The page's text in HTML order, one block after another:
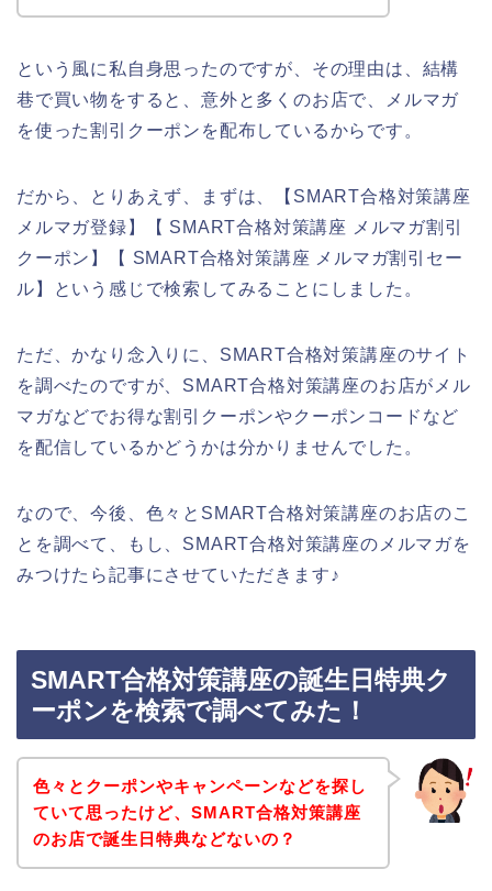
という風に私自身思ったのですが、その理由は、結構
巷で買い物をすると、意外と多くのお店で、メルマガ
を使った割引クーポンを配布しているからです。
だから、とりあえず、まずは、【SMART合格対策講座
メルマガ登録】【 SMART合格対策講座 メルマガ割引
クーポン】【 SMART合格対策講座 メルマガ割引セー
ル】という感じで検索してみることにしました。
ただ、かなり念入りに、SMART合格対策講座のサイト
を調べたのですが、SMART合格対策講座のお店がメル
マガなどでお得な割引クーポンやクーポンコードなど
を配信しているかどうかは分かりませんでした。
なので、今後、色々とSMART合格対策講座のお店のこ
とを調べて、もし、SMART合格対策講座のメルマガを
みつけたら記事にさせていただきます♪
SMART合格対策講座の誕生日特典ク
ーポンを検索で調べてみた！
色々とクーポンやキャンペーンなどを探し
ていて思ったけど、SMART合格対策講座
のお店で誕生日特典などないの？